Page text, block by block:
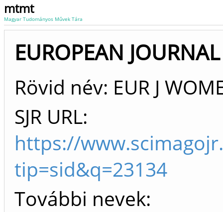
mtmt
Magyar Tudományos Művek Tára
EUROPEAN
Rövid név: EUR J
SJR URL:
https://
tip=sid&q=23134
További nevek: